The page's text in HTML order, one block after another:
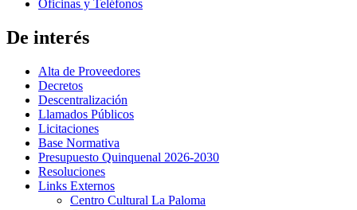
Oficinas y Teléfonos
De interés
Alta de Proveedores
Decretos
Descentralización
Llamados Públicos
Licitaciones
Base Normativa
Presupuesto Quinquenal 2026-2030
Resoluciones
Links Externos
Centro Cultural La Paloma